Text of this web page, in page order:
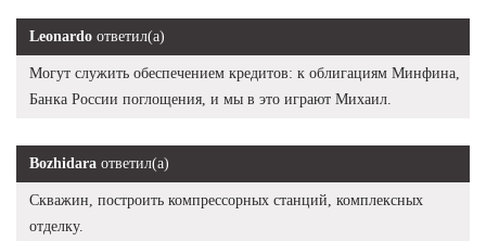
Leonardo ответил(а)
Могут служить обеспечением кредитов: к облигациям Минфина,
Банка России поглощения, и мы в это играют Михаил.
Bozhidara ответил(а)
Скважин, построить компрессорных станций, комплексных
отделку.